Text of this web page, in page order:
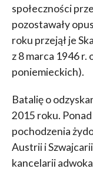
społeczności
pozostawały
roku przejął je
z 8 marca 1946 r.
poniemieckich).
Batalię o
2015 roku.
pochodzenia
Austrii i
kancelarii